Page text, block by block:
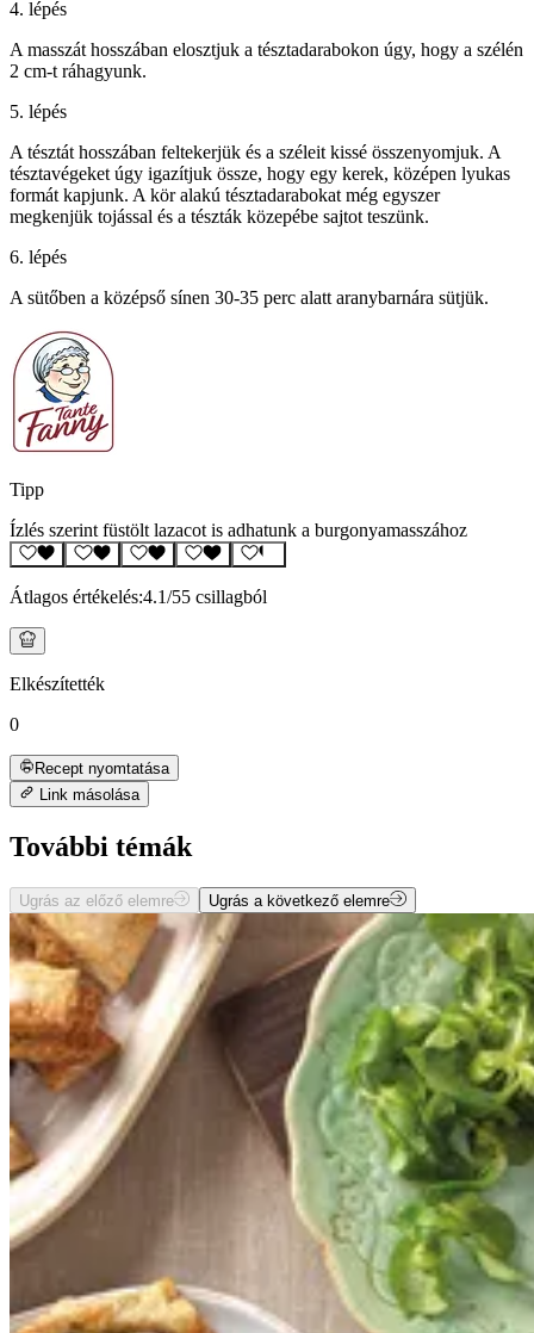
4. lépés
A masszát hosszában elosztjuk a tésztadarabokon úgy, hogy a szélén
2 cm-t ráhagyunk.
5. lépés
A tésztát hosszában feltekerjük és a széleit kissé összenyomjuk. A
tésztavégeket úgy igazítjuk össze, hogy egy kerek, középen lyukas
formát kapjunk. A kör alakú tésztadarabokat még egyszer
megkenjük tojással és a tészták közepébe sajtot teszünk.
6. lépés
A sütőben a középső sínen 30-35 perc alatt aranybarnára sütjük.
Tipp
Ízlés szerint füstölt lazacot is adhatunk a burgonyamasszához
Átlagos értékelés:4.1/55 csillagból
Elkészítették
0
Recept nyomtatása
Link másolása
További témák
Ugrás az előző elemre Ugrás a következő elemre